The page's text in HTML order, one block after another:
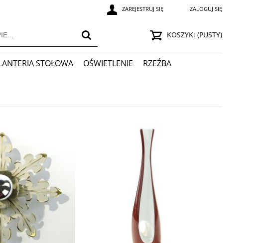
ZAREJESTRUJ SIĘ ZALOGUJ SIĘ
KOSZYK: (PUSTY)
STOŁOWA OŚWIETLENIE
RZEŹBA